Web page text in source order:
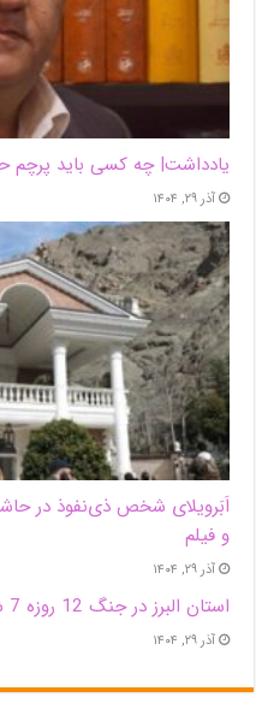
یادداشت| ‌چه کسی باید پرچم
آذر ۲۹, ۱۴۰۴
اَبَر‌ویلای شخص ذی‌نفوذ در
و فیلم
آذر ۲۹, ۱۴۰۴
استان البرز در جنگ 12 روزه 7 شهید دانشجو تقدیم انقلاب کرد
آذر ۲۹, ۱۴۰۴